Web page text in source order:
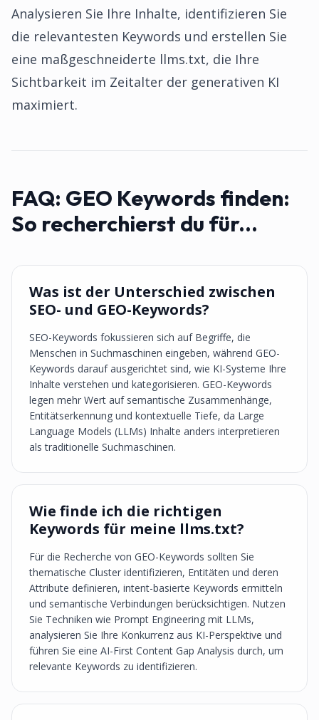
Analysieren Sie Ihre Inhalte, identifizieren Sie
die relevantesten Keywords und erstellen Sie
eine maßgeschneiderte llms.txt, die Ihre
Sichtbarkeit im Zeitalter der generativen KI
maximiert.
FAQ: GEO Keywords finden:
So recherchierst du für...
Was ist der Unterschied zwischen
SEO- und GEO-Keywords?
SEO-Keywords fokussieren sich auf Begriffe, die
Menschen in Suchmaschinen eingeben, während GEO-
Keywords darauf ausgerichtet sind, wie KI-Systeme Ihre
Inhalte verstehen und kategorisieren. GEO-Keywords
legen mehr Wert auf semantische Zusammenhänge,
Entitätserkennung und kontextuelle Tiefe, da Large
Language Models (LLMs) Inhalte anders interpretieren
als traditionelle Suchmaschinen.
Wie finde ich die richtigen
Keywords für meine llms.txt?
Für die Recherche von GEO-Keywords sollten Sie
thematische Cluster identifizieren, Entitäten und deren
Attribute definieren, intent-basierte Keywords ermitteln
und semantische Verbindungen berücksichtigen. Nutzen
Sie Techniken wie Prompt Engineering mit LLMs,
analysieren Sie Ihre Konkurrenz aus KI-Perspektive und
führen Sie eine AI-First Content Gap Analysis durch, um
relevante Keywords zu identifizieren.